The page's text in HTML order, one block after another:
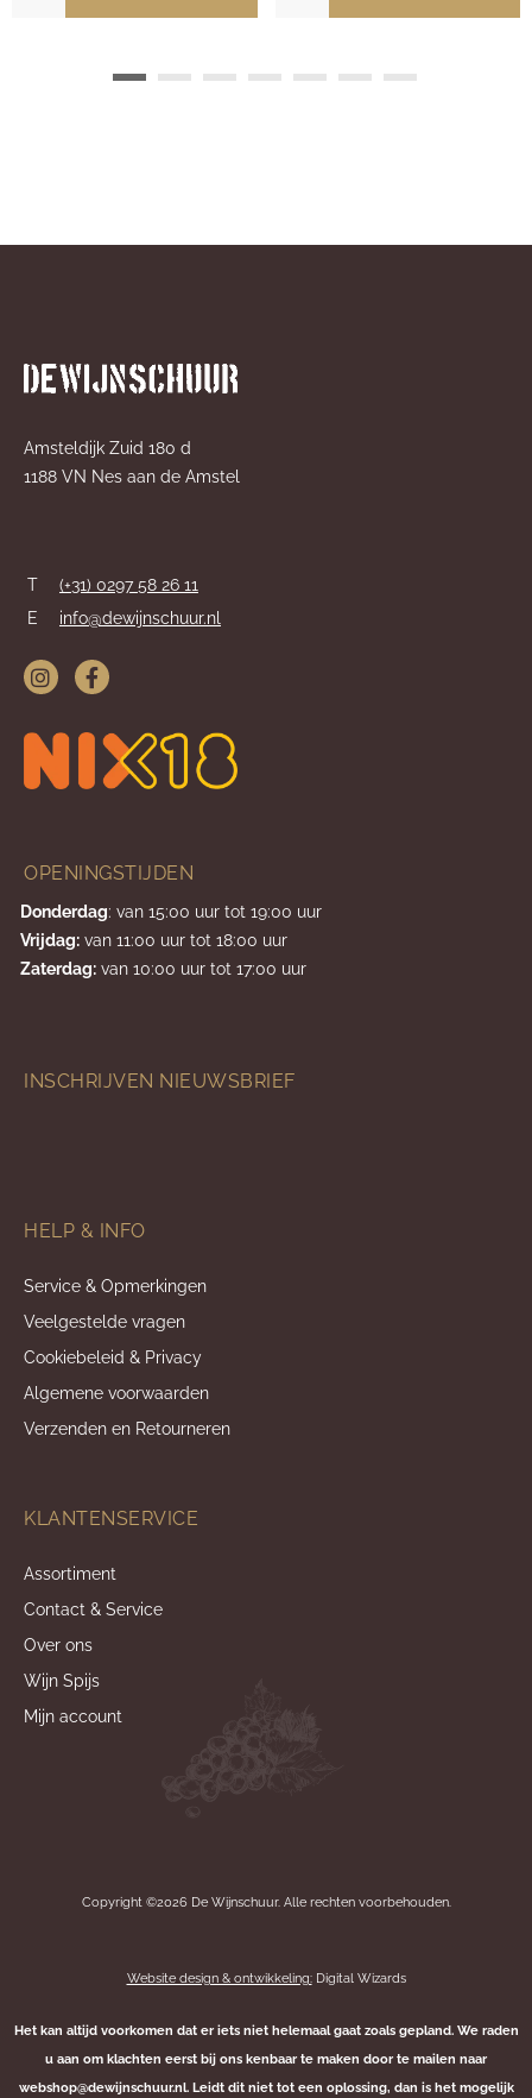
Amsteldijk Zuid 180 d
1188 VN Nes aan de Amstel
T
(+31) 0297 58 26 11
E
info@dewijnschuur.nl
OPENINGSTIJDEN
Donderdag: van 15:00 uur tot 19:00 uur
Vrijdag: van 11:00 uur tot 18:00 uur
Zaterdag: van 10:00 uur tot 17:00 uur
INSCHRIJVEN NIEUWSBRIEF
HELP & INFO
Service & Opmerkingen
Veelgestelde vragen
Cookiebeleid & Privacy
Algemene voorwaarden
Verzenden en Retourneren
KLANTENSERVICE
Assortiment
Contact & Service
Over ons
Wijn Spijs
Mijn account
Copyright ©2026 De Wijnschuur. Alle rechten voorbehouden.
Website design & ontwikkeling:Digital Wizards
Het kan altijd voorkomen dat er iets niet helemaal gaat zoals gepland. We raden
u aan om klachten eerst bij ons kenbaar te maken door te mailen naar
webshop@dewijnschuur.nl. Leidt dit niet tot een oplossing, dan is het mogelijk